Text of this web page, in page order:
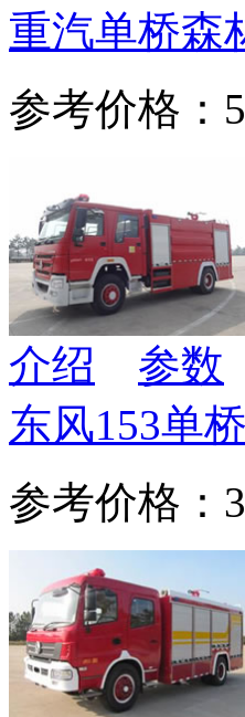
重汽单桥森
参考价格：
介绍
参数
东风153单
参考价格：